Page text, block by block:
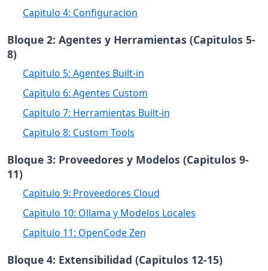
Capitulo 4: Configuracion
Bloque 2: Agentes y Herramientas (Capitulos 5-
8)
Capitulo 5: Agentes Built-in
Capitulo 6: Agentes Custom
Capitulo 7: Herramientas Built-in
Capitulo 8: Custom Tools
Bloque 3: Proveedores y Modelos (Capitulos 9-
11)
Capitulo 9: Proveedores Cloud
Capitulo 10: Ollama y Modelos Locales
Capitulo 11: OpenCode Zen
Bloque 4: Extensibilidad (Capitulos 12-15)